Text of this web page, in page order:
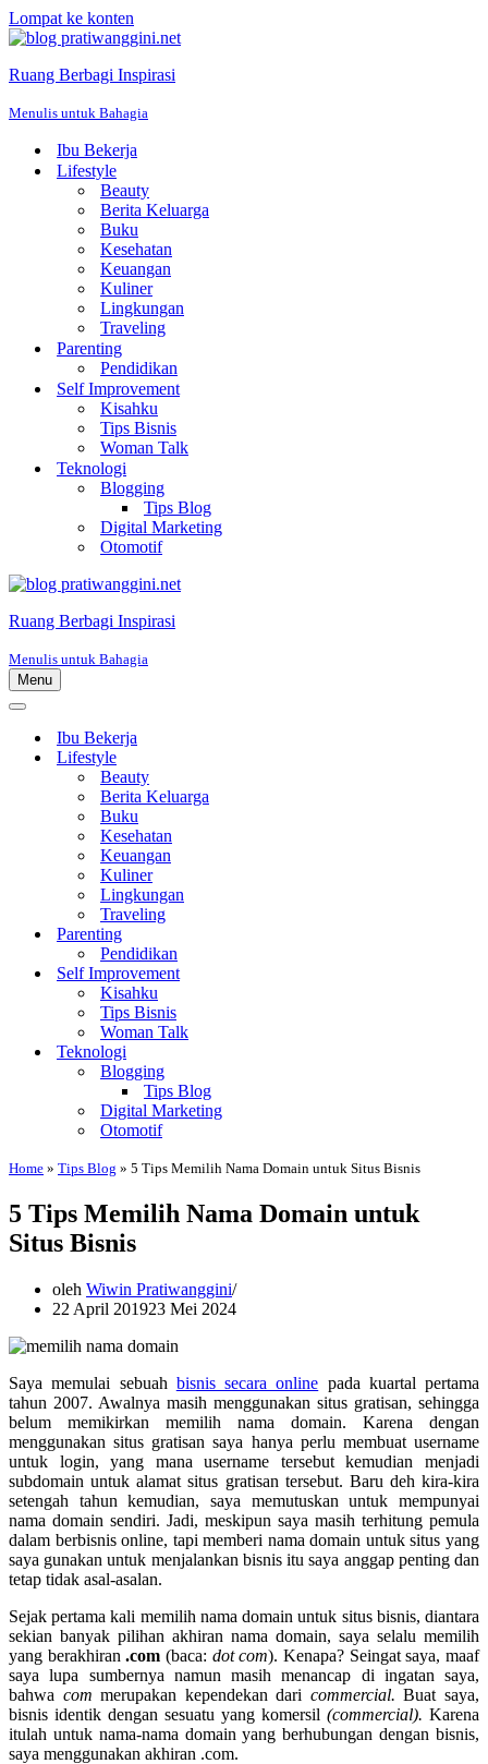
Lompat ke konten
Ruang Berbagi Inspirasi
Menulis untuk Bahagia
Ibu Bekerja
Lifestyle
Beauty
Berita Keluarga
Buku
Kesehatan
Keuangan
Kuliner
Lingkungan
Traveling
Parenting
Pendidikan
Self Improvement
Kisahku
Tips Bisnis
Woman Talk
Teknologi
Blogging
Tips Blog
Digital Marketing
Otomotif
Ruang Berbagi Inspirasi
Menulis untuk Bahagia
Menu
Menu
Menu
NavigasiIbu Bekerja
Lifestyle
Beauty
Berita Keluarga
Buku
Kesehatan
Keuangan
Kuliner
Lingkungan
Traveling
Parenting
Pendidikan
Self Improvement
Kisahku
Tips Bisnis
Woman Talk
Teknologi
Blogging
Tips Blog
Digital Marketing
Otomotif
Home » Tips Blog » 5 Tips Memilih Nama Domain untuk Situs Bisnis
5 Tips Memilih Nama Domain untuk
Situs Bisnis
oleh Wiwin Pratiwanggini
22 April 201923 Mei 2024
Saya memulai sebuah bisnis secara online pada kuartal pertama
tahun 2007. Awalnya masih menggunakan situs gratisan, sehingga
belum memikirkan memilih nama domain. Karena dengan
menggunakan situs gratisan saya hanya perlu membuat username
untuk login, yang mana username tersebut kemudian menjadi
subdomain untuk alamat situs gratisan tersebut. Baru deh kira-kira
setengah tahun kemudian, saya memutuskan untuk mempunyai
nama domain sendiri. Jadi, meskipun saya masih terhitung pemula
dalam berbisnis online, tapi memberi nama domain untuk situs yang
saya gunakan untuk menjalankan bisnis itu saya anggap penting dan
tetap tidak asal-asalan.
Sejak pertama kali memilih nama domain untuk situs bisnis, diantara
sekian banyak pilihan akhiran nama domain, saya selalu memilih
yang berakhiran.com (baca: dot com). Kenapa? Seingat saya, maaf
saya lupa sumbernya namun masih menancap di ingatan saya,
bahwa com merupakan kependekan dari commercial. Buat saya,
bisnis identik dengan sesuatu yang komersil (commercial). Karena
itulah untuk nama-nama domain yang berhubungan dengan bisnis,
saya menggunakan akhiran .com.